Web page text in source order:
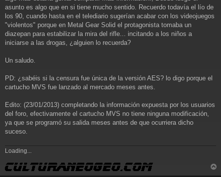
asunto es algo que en si tiene mucho sentido. Recuerdo todavía el lío de
los 90, cuando hasta en el telediario sugerían acabar con los videojuegos
"violentos" porque en Metal Gear Solid el protagonista tomaba un
diazepan para estabilizar la mira del rifle... incitando a los niños a
iniciarse a las drogas, ¿alguien lo recuerda?
Un saludo.
PD: ¿sabéis si la censura fue única de la versión AES? lo digo porque el
cartucho MVS fue lanzado al mercado meses antes.
Edito: (23/01/2013) completando la información expuesta por los usuarios
del foro, efectivamente el cartucho MVS no tiene ninguna modificación,
ya que se programó su salida meses antes de que ocurriera dicho
suceso.
Loading...
r